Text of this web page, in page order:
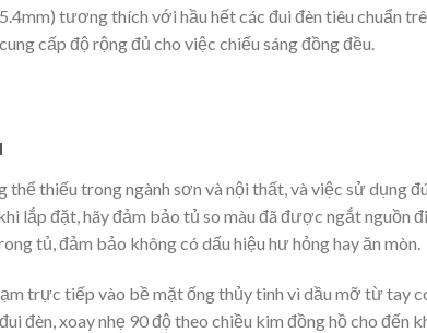
tương thích với hầu hết các đui đèn tiêu chuẩn
cấp độ rộng đủ cho việc chiếu sáng đồng đều.
thiếu trong ngành sơn và nội thất, và việc sử dụng
lắp đặt, hãy đảm bảo tủ so màu đã được ngắt nguồn
tủ, đảm bảo không có dấu hiệu hư hỏng hay ăn mòn.
trực tiếp vào bề mặt ống thủy tinh vì dầu mỡ từ tay
đèn, xoay nhẹ 90 độ theo chiều kim đồng hồ cho đến